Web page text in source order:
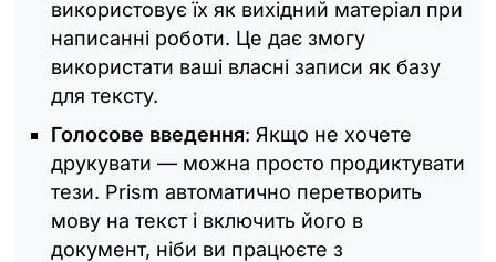
використовує їх як вихідний матеріал при
написанні роботи. Це дає змогу
використати ваші власні записи як базу
для тексту.
Голосове введення: Якщо не хочете
друкувати — можна просто продиктувати
тези. Prism автоматично перетворить
мову на текст і включить його в
документ, ніби ви працюєте з